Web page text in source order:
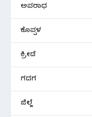
ಅಪರಾಧ
ಕೊಪ್ಪಳ
ಕ್ರೀಡೆ
ಗದಗ
ಜಿಲ್ಲೆ